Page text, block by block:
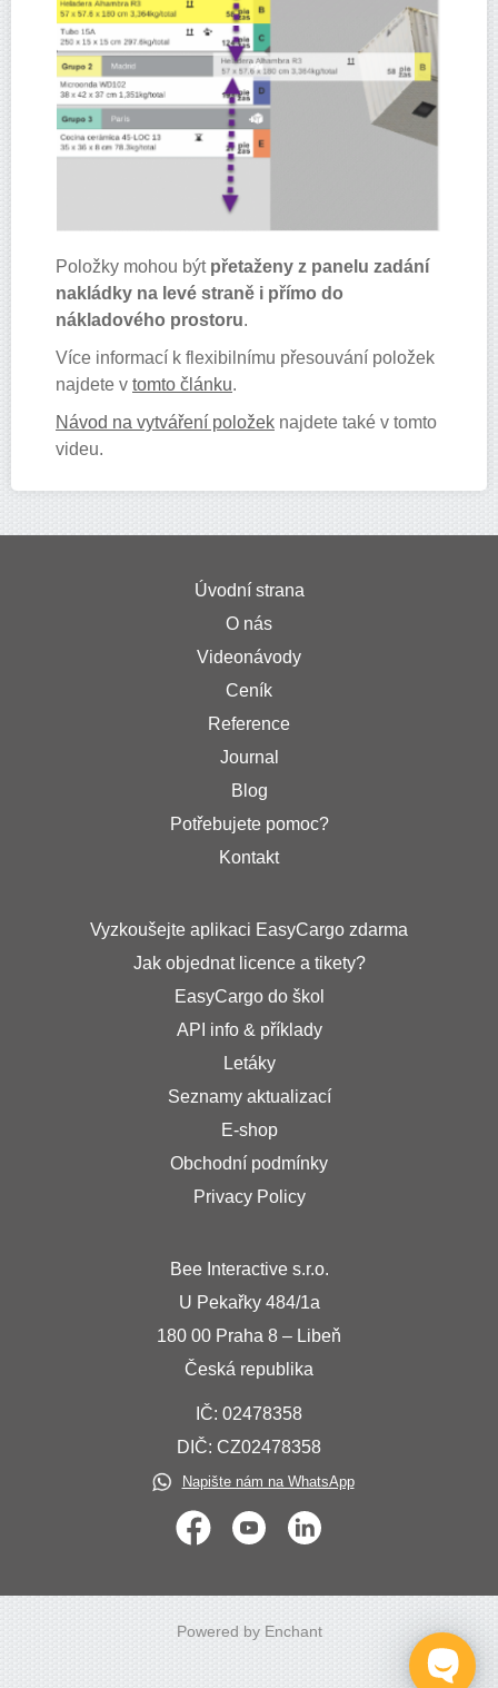
Položky mohou být přetaženy z panelu zadání
nakládky na levé straně i přímo do
nákladového prostoru.
Více informací k flexibilnímu přesouvání položek
najdete v tomto článku.
Návod na vytváření položek najdete také v tomto
videu.
Úvodní strana
O nás
Videonávody
Ceník
Reference
Journal
Blog
Potřebujete pomoc?
Kontakt
Vyzkoušejte aplikaci EasyCargo zdarma
Jak objednat licence a tikety?
EasyCargo do škol
API info & příklady
Letáky
Seznamy aktualizací
E-shop
Obchodní podmínky
Privacy Policy
Bee Interactive s.r.o.
U Pekařky 484/1a
180 00 Praha 8 – Libeň
Česká republika
IČ: 02478358
DIČ: CZ02478358
Napište nám na WhatsApp
Powered by Enchant